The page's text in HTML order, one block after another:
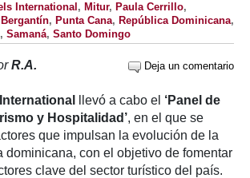
International , Mitur, Paula Cerrillo,
, Punta Cana, República Dominicana,
, Samaná, Santo Domingo
R.A. Deja un comentario
llevó a cabo el ‘Panel de
y Hospitalidad’, en el que se
que impulsan la evolución de la
dominicana, con el objetivo de fomentar
clave del sector turístico del país.